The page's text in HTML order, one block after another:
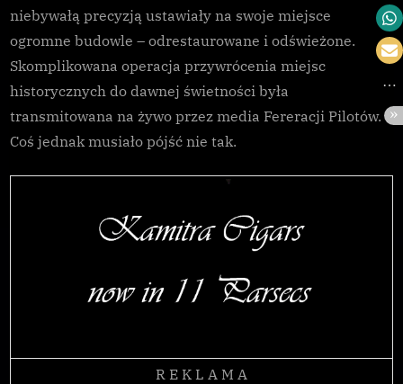
niebywałą precyzją ustawiały na swoje miejsce
ogromne budowle – odrestaurowane i odświeżone.
Skomplikowana operacja przywrócenia miejsc
historycznych do dawnej świetności była
transmitowana na żywo przez media Fereracji Pilotów.
Coś jednak musiało pójść nie tak.
R E K L A M A